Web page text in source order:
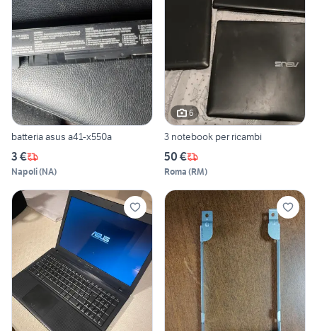
batteria asus a41-x550a
3 €
Napoli(NA)
6
3 notebook per ricambi
50 €
Roma (RM)